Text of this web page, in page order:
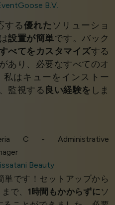
B.V.
する優れた ソリューショ
設置が簡単です。バック
べてをカスタマイズする
あり、必要なすべてのオ
はキューをインストー
監視する 良い経験を しま
C - Administrative
Beauty
単です！セットアップから
で、 1時間もかからずにソ